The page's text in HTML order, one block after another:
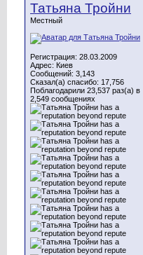
Татьяна Тройни
Местный
Регистрация: 28.03.2009
Адрес: Киев
Сообщений: 3,143
Сказал(а) спасибо: 17,756
Поблагодарили 23,537 раз(а) в
2,549 сообщениях